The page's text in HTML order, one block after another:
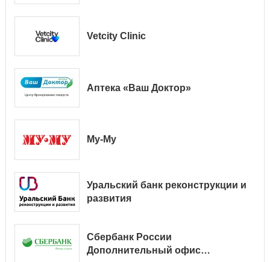
Vetcity Clinic
Аптека «Ваш Доктор»
Му-Му
Уральский банк реконструкции и
развития
Сбербанк России
Дополнительный офис